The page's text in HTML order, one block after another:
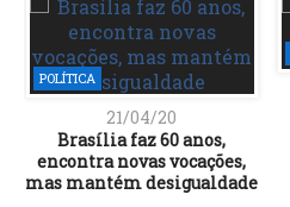
POLÍTICA
21/04/20
Brasília faz 60 anos,
encontra novas vocações,
mas mantém desigualdade